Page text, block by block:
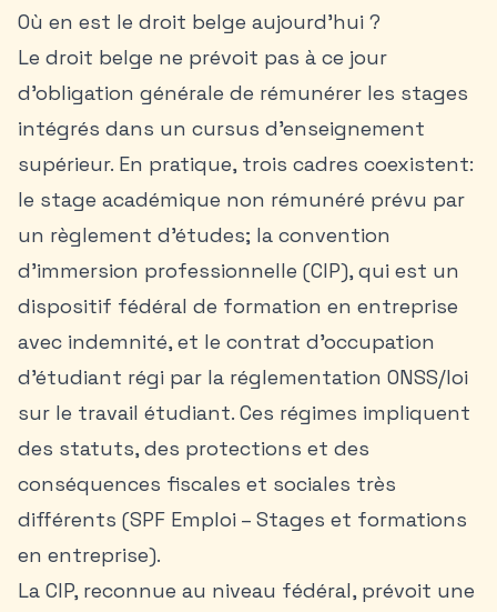
Où en est le droit belge aujourd’hui ?
Le droit belge ne prévoit pas à ce jour
d’obligation générale de rémunérer les stages
intégrés dans un cursus d’enseignement
supérieur. En pratique, trois cadres coexistent:
le stage académique non rémunéré prévu par
un règlement d’études; la convention
d’immersion professionnelle (CIP), qui est un
dispositif fédéral de formation en entreprise
avec indemnité, et le contrat d’occupation
d’étudiant régi par la réglementation ONSS/loi
sur le travail étudiant. Ces régimes impliquent
des statuts, des protections et des
conséquences fiscales et sociales très
différents (SPF Emploi – Stages et formations
en entreprise).
La CIP, reconnue au niveau fédéral, prévoit une